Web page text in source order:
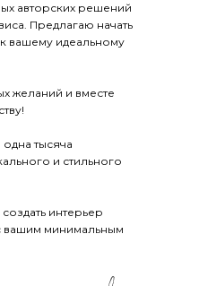
авторских решений
Предлагаю начать
вашему идеальному
желаний и вместе
тысяча
и стильного
интерьер
вашим минимальным